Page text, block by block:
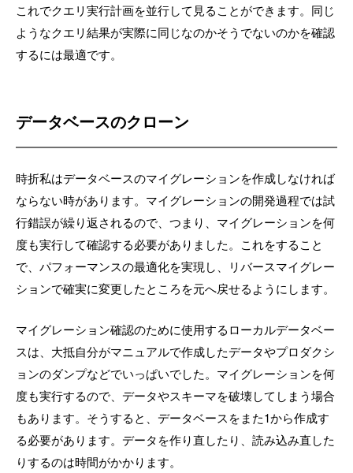
これでクエリ実行計画を並行して見ることができます。同じ
ようなクエリ結果が実際に同じなのかそうでないのかを確認
するには最適です。
データベースのクローン
時折私はデータベースのマイグレーションを作成しなければ
ならない時があります。マイグレーションの開発過程では試
行錯誤が繰り返されるので、つまり、マイグレーションを何
度も実行して確認する必要がありました。これをすること
で、パフォーマンスの最適化を実現し、リバースマイグレー
ションで確実に変更したところを元へ戻せるようにします。
マイグレーション確認のために使用するローカルデータベー
スは、大抵自分がマニュアルで作成したデータやプロダクシ
ョンのダンプなどでいっぱいでした。マイグレーションを何
度も実行するので、データやスキーマを破壊してしまう場合
もあります。そうすると、データベースをまた1から作成す
る必要があります。データを作り直したり、読み込み直した
りするのは時間がかかります。